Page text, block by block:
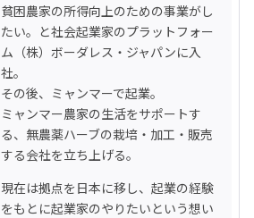
貧困農家の所得向上のための事業がし
たい。と社会起業家のプラットフォー
ム（株）ボーダレス・ジャパンに入
社。
その後、ミャンマーで起業。
ミャンマー農家の生活をサポートす
る、無農薬ハーブの栽培・加工・販売
する会社を立ち上げる。
現在は拠点を日本に移し、起業の経験
をもとに起業家のやりたいという想い